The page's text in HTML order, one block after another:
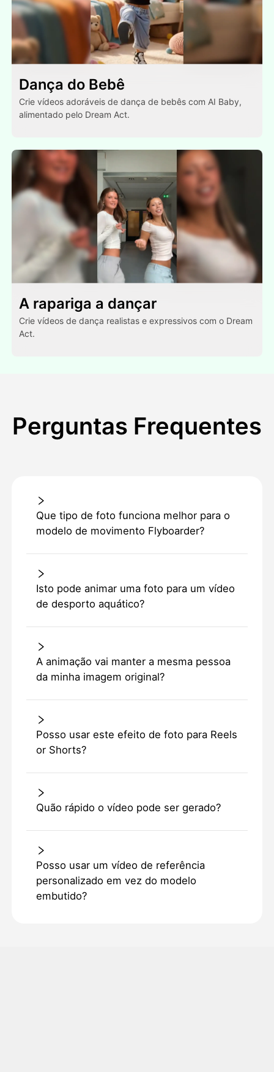
Dança do Bebê
Crie vídeos adoráveis de dança de bebês com AI Baby,
alimentado pelo Dream Act.
A rapariga a dançar
Crie vídeos de dança realistas e expressivos com o Dream
Act.
Perguntas Frequentes
Que tipo de foto funciona melhor para o
modelo de movimento Flyboarder?
Isto pode animar uma foto para um vídeo
de desporto aquático?
A animação vai manter a mesma pessoa
da minha imagem original?
Posso usar este efeito de foto para Reels
or Shorts?
Quão rápido o vídeo pode ser gerado?
Posso usar um vídeo de referência
personalizado em vez do modelo
embutido?